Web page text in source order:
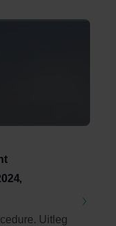
Uitleg